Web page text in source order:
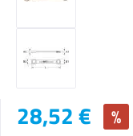
Verkaufspreis:
28,52 € %